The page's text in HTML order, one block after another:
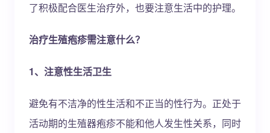
了积极配合医生治疗外，也要注意生活中的护理。
治疗生殖疱疹需注意什么？
1、注意性生活卫生
避免有不洁净的性生活和不正当的性行为。正处于
活动期的生殖器疱疹不能和他人发生性关系，同时